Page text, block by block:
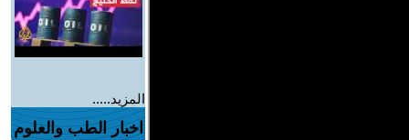
المزيد.....
اخبار الطب والعلوم